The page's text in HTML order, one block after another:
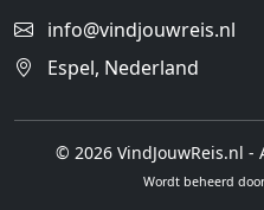
info@vindjouwreis.nl
Espel, Nederland
© 2026 VindJouwReis.nl
Wordt beheerd